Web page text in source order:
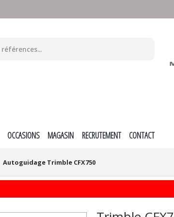
OCCASIONS MAGASIN RECRUTEMENT CONTACT
Autoguidage Trimble CFX750